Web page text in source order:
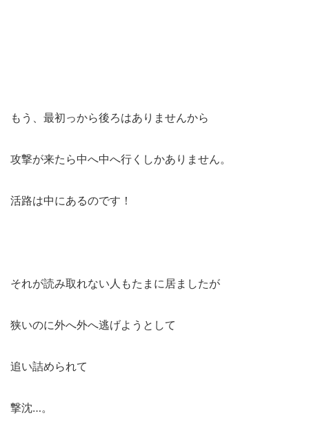
もう、最初っから後ろはありませんから
攻撃が来たら中へ中へ行くしかありません。
活路は中にあるのです！
それが読み取れない人もたまに居ましたが
狭いのに外へ外へ逃げようとして
追い詰められて
撃沈…。